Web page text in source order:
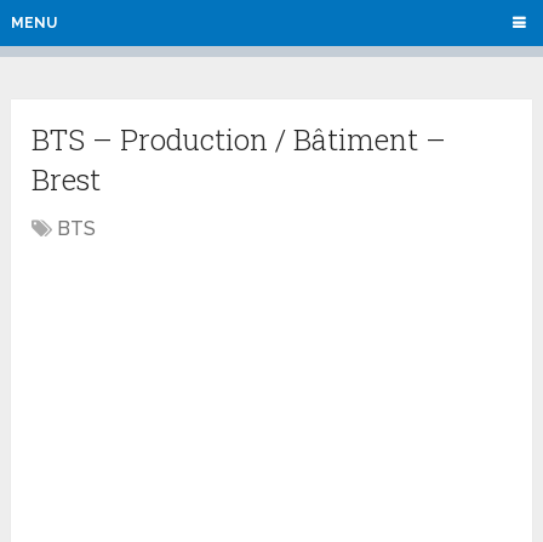
MENU
BTS – Production / Bâtiment –
Brest
BTS